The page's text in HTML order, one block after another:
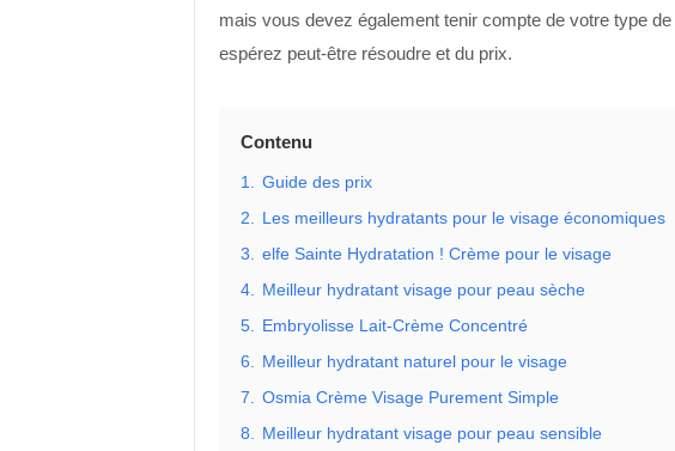
mais vous devez également tenir compte de votre type
espérez peut-être résoudre et du prix.
Contenu
1. Guide des prix
2. Les meilleurs hydratants pour le visage économiques
3. elfe Sainte Hydratation ! Crème pour le visage
4. Meilleur hydratant visage pour peau sèche
5. Embryolisse Lait-Crème Concentré
6. Meilleur hydratant naturel pour le visage
7. Osmia Crème Visage Purement Simple
8. Meilleur hydratant visage pour peau sensible